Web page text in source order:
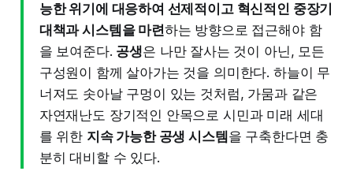
능한 위기에 대응하여 선제적이고 혁신적인 중장기
대책과 시스템을 마련하는 방향으로 접근해야 함
을 보여준다. 공생은 나만 잘사는 것이 아닌, 모든
구성원이 함께 살아가는 것을 의미한다. 하늘이 무
너져도 솟아날 구멍이 있는 것처럼, 가뭄과 같은
자연재난도 장기적인 안목으로 시민과 미래 세대
를 위한 지속 가능한 공생 시스템 을 구축한다면 충
분히 대비할 수 있다.